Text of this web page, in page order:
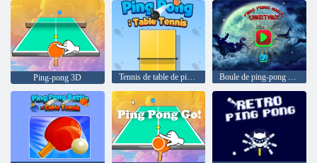
Ping-pong 3D Tennis de table de ping-pong Boule de ping-pong Noël